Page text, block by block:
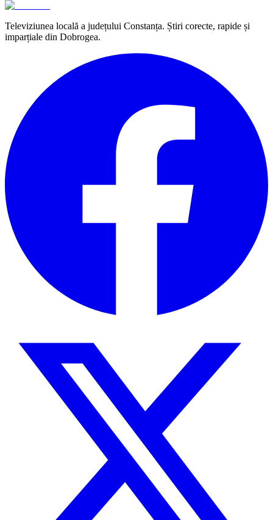
Televiziunea locală a județului Constanța. Știri corecte, rapide și
imparțiale din Dobrogea.